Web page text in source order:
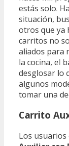
estás solo.
situación,
otros que ya
carritos no
aliados para
la cocina, el
desglosar lo
algunos
tomar una
Carrito
Los usuarios